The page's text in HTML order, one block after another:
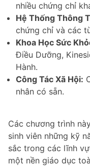
nhiều chứng chỉ
Hệ Thống Thông
chứng chỉ và các
Khoa Học Sức
Điều Dưỡng,
Hành.
Công Tác Xã Hội:
nhân có sẵn.
Các chương trình
sinh viên những kỹ
sắc trong các lĩnh
một nền giáo dục